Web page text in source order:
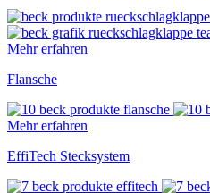
Mehr erfahren
Flansche
Mehr erfahren
EffiTech Stecksystem